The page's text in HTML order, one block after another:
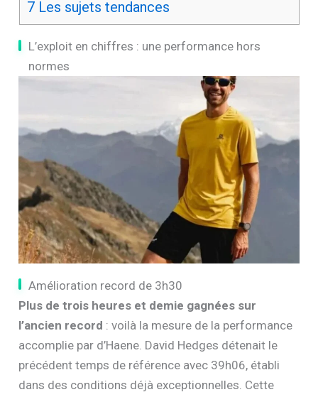
7Les sujets tendances
L’exploit en chiffres : une performance hors
normes
Amélioration record de 3h30
Plus de trois heures et demie gagnées sur
l’ancien record : voilà la mesure de la performance
accomplie par d’Haene. David Hedges détenait le
précédent temps de référence avec 39h06, établi
dans des conditions déjà exceptionnelles. Cette